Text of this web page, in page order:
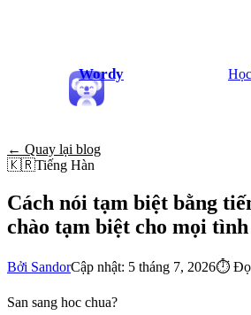
Wordy Học
← Quay lại blog
🇰🇷Tiếng Hàn
Cách nói tạm biệt bằng
chào tạm biệt cho mọi
Bởi SandorCập nhật: 5 tháng 7, 2026⏱
San sang hoc chua?